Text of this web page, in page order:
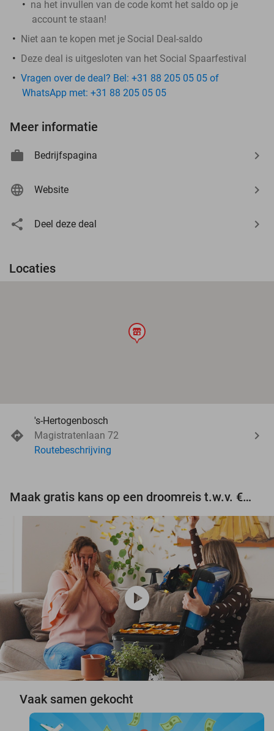
na het invullen van de code komt het saldo op je
account te staan!
Niet aan te kopen met je Social Deal-saldo
Deze deal is uitgesloten van het Social Spaarfestival
Vragen over de deal? Bel: +31 88 205 05 05 of
WhatsApp met: +31 88 205 05 05
Meer informatie
Bedrijfspagina
Website
Deel deze deal
Locaties
store
's-Hertogenbosch
Magistratenlaan 72
Routebeschrijving
Maak gratis kans op een droomreis t.w.v. €3.000!
play_circle
Vaak samen gekocht